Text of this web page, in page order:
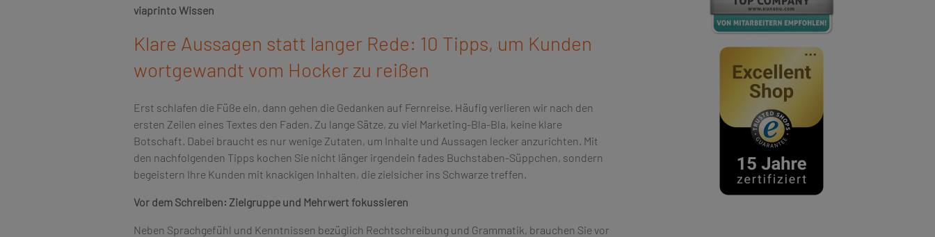
viaprinto Wissen
Klare Aussagen statt langer Rede: 10 Tipps, um Kunden
wortgewandt vom Hocker zu reißen
Erst schlafen die Füße ein, dann gehen die Gedanken auf Fernreise. Häufig verlieren wir nach den
ersten Zeilen eines Textes den Faden. Zu lange Sätze, zu viel Marketing-Bla-Bla, keine klare
Botschaft. Dabei braucht es nur wenige Zutaten, um Inhalte und Aussagen lecker anzurichten. Mit
den nachfolgenden Tipps kochen Sie nicht länger irgendein fades Buchstaben-Süppchen, sondern
begeistern Ihre Kunden mit knackigen Inhalten, die zielsicher ins Schwarze treffen.
Vor dem Schreiben: Zielgruppe und Mehrwert fokussieren
Neben Sprachgefühl und Kenntnissen bezüglich Rechtschreibung und Grammatik, brauchen Sie vor